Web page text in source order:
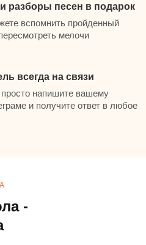
разборы песен в подарок
вспомнить пройденный
мелочи
всегда на связи
напишите вашему
и получите ответ в любое
-